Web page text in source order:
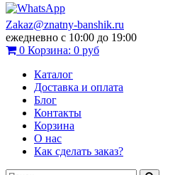
Zakaz@znatny-banshik.ru
ежедневно с 10:00 до 19:00
0 Корзина: 0 руб
Каталог
Доставка и оплата
Блог
Контакты
Корзина
О нас
Как сделать заказ?